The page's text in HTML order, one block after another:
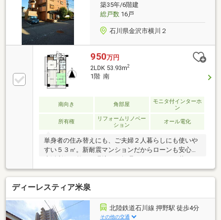
築35年/6階建
総戸数16戸
石川県金沢市横川２
950万円
2LDK 53.93m2
1階 南
南向き 角部屋
モニタ付インターホ
ン
所有権
リフォームリノベー
ション
オール電化
単身者の住み替えにも、ご夫婦２人暮らしにも使いや
すい５３㎡。新耐震マンションだからローンも安心。
を始めたい方におすすめです。
ディーレスティア米泉
北陸鉄道石川線 押野駅 徒歩4分
その他の交通